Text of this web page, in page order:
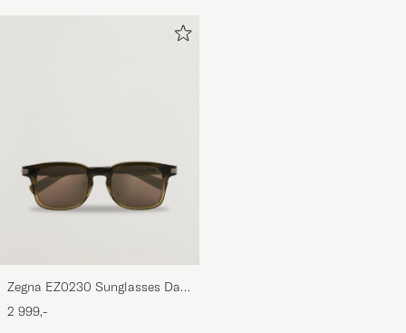
Zegna EZ0230 Sunglasses Dark
Green/Roviex
2 999,-